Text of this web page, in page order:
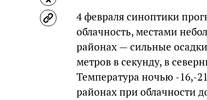
4 февраля синоптики
облачность, местами
районах — сильные
метров в секунду, в
Температура ночью -16,-
районах при облачности